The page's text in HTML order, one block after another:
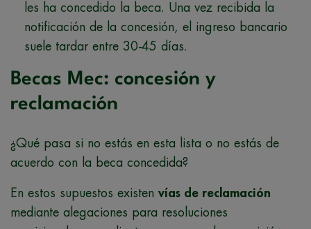
les ha concedido la beca. Una vez recibida la
notificación de la concesión, el ingreso bancario
suele tardar entre 30-45 días.
Becas Mec: concesión y
reclamación
¿Qué pasa si no estás en esta lista o no estás de
acuerdo con la beca concedida?
En estos supuestos existen vías de reclamación
mediante alegaciones para resoluciones